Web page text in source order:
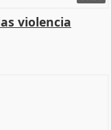
violencia